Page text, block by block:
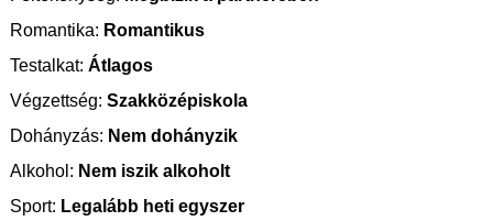
Romantika: Romantikus
Testalkat: Átlagos
Végzettség: Szakközépiskola
Dohányzás: Nem dohányzik
Alkohol: Nem iszik alkoholt
Sport: Legalább heti egyszer